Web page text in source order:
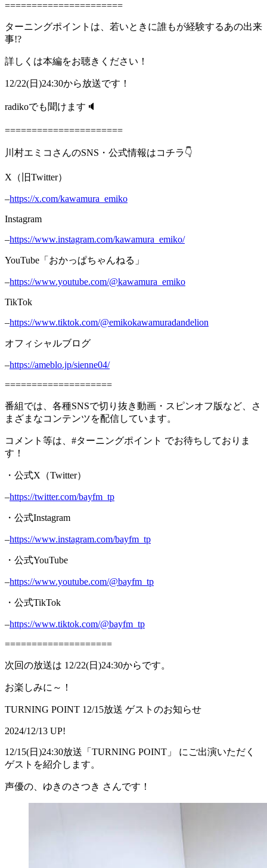
======================
ターニングポイントは、若いときに誰もが経験するあの出来
事!?
詳しくは本編をお聴きください！
12/22(日)24:30から放送です！
radikoでも聞けます🔈
======================
川村エミコさんのSNS・公式情報はコチラ👇
X（旧Twitter）
–https://x.com/kawamura_emiko
Instagram
–https://www.instagram.com/kawamura_emiko/
YouTube「おかっぱちゃんねる」
–https://www.youtube.com/@kawamura_emiko
TikTok
–https://www.tiktok.com/@emikokawamuradandelion
オフィシャルブログ
–https://ameblo.jp/sienne04/
====================
番組では、各種SNSで切り抜き動画・スピンオフ版など、さ
まざまなコンテンツを配信しています。
コメント等は、#ターニングポイント でお待ちしておりま
す！
・公式X（Twitter）
–https://twitter.com/bayfm_tp
・公式Instagram
–https://www.instagram.com/bayfm_tp
・公式YouTube
–https://www.youtube.com/@bayfm_tp
・公式TikTok
–https://www.tiktok.com/@bayfm_tp
====================
次回の放送は 12/22(日)24:30からです。
お楽しみに～！
TURNING POINT 12/15放送 ゲストのお知らせ
2024/12/13 UP!
12/15(日)24:30放送「TURNING POINT」 にご出演いただく
ゲストを紹介します。
声優の、ゆきのさつき さんです！